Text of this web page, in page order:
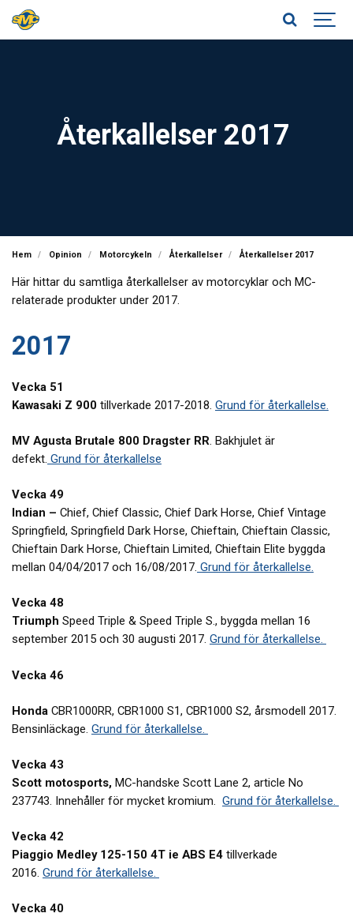
Återkallelser 2017
Hem Opinion Motorcykeln Återkallelser Återkallelser 2017
Här hittar du samtliga återkallelser av motorcyklar och MC-
relaterade produkter under 2017.
2017
Vecka 51
Kawasaki Z 900 tillverkade 2017-2018. Grund för återkallelse.
MV Agusta Brutale 800 Dragster RR. Bakhjulet är
defekt. Grund för återkallelse
Vecka 49
Indian – Chief, Chief Classic, Chief Dark Horse, Chief Vintage
Springfield, Springfield Dark Horse, Chieftain, Chieftain Classic,
Chieftain Dark Horse, Chieftain Limited, Chieftain Elite byggda
mellan 04/04/2017 och 16/08/2017. Grund för återkallelse.
Vecka 48
Triumph Speed Triple & Speed Triple S., byggda mellan 16
september 2015 och 30 augusti 2017. Grund för återkallelse.
Vecka 46
Honda CBR1000RR, CBR1000 S1, CBR1000 S2, årsmodell 2017.
Bensinläckage. Grund för återkallelse.
Vecka 43
Scott motosports, MC-handske Scott Lane 2, article No
237743. Innehåller för mycket kromium. Grund för återkallelse.
Vecka 42
Piaggio Medley 125-150 4T ie ABS E4 tillverkade
2016. Grund för återkallelse.
Vecka 40